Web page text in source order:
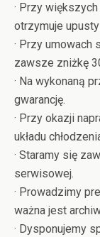
· Przy
otrzymuje
· Przy umowach
zawsze zniżkę
· Na wykonaną
gwarancję.
· Przy okazji
układu
· Staramy się
serwisowej.
· Prowadzimy
ważna jest
· Dysponujemy